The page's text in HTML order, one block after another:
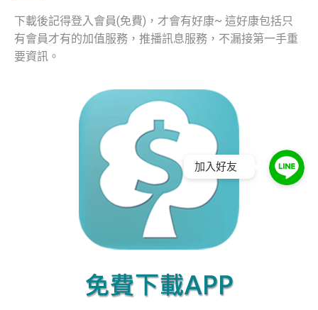
下載後記得登入會員(免費)，才會有好康~ 這好康包括只
有會員才有的加值服務，推播訊息服務，不漏接第一手重
要資訊。
加入好友